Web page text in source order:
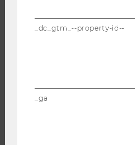
_dc_gtm_--property-id--
_ga